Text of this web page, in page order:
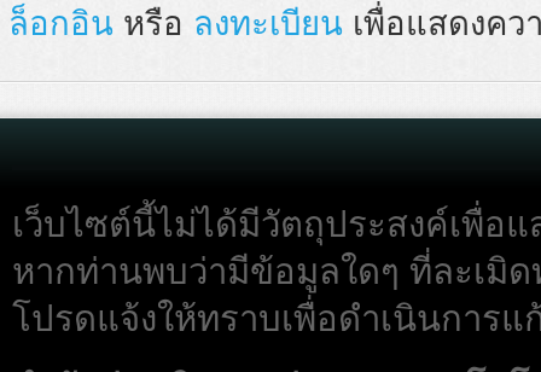
ล็อกอิน หรือ ลงทะเบียนเพื่อแสดงคว
เว็บไซต์นี้ไม่ได้มีวัตถุประสงค์เพื่อแ
หากท่านพบว่ามีข้อมูลใดๆ ที่ละเมิ
โปรดแจ้งให้ทราบเพื่อดำเนินการ